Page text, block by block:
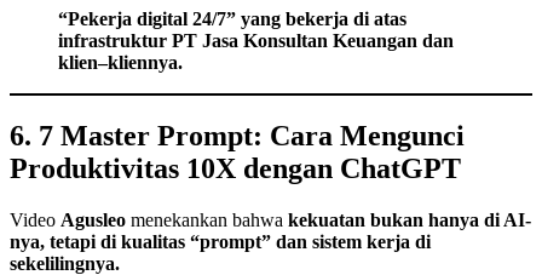
“Pekerja digital 24/7” yang bekerja di atas
infrastruktur PT Jasa Konsultan Keuangan dan
klien–kliennya.
6. 7 Master Prompt: Cara Mengunci
Produktivitas 10X dengan ChatGPT
Video Agusleo menekankan bahwa kekuatan bukan hanya di AI-
nya, tetapi di kualitas “prompt” dan sistem kerja di
sekelilingnya.